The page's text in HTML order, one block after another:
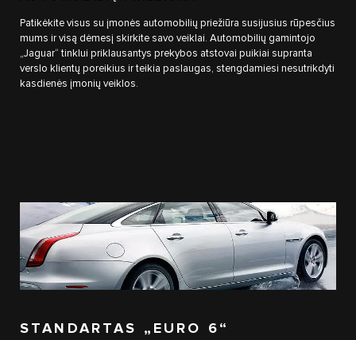
Patikėkite visus su įmonės automobilių priežiūra susijusius rūpesčius
mums ir visą dėmesį skirkite savo veiklai. Automobilių gamintojo
„Jaguar“ tinklui priklausantys prekybos atstovai puikiai supranta
verslo klientų poreikius ir teikia paslaugas, stengdamiesi nesutrikdyti
kasdienės įmonių veiklos.
STANDARTAS „EURO 6“